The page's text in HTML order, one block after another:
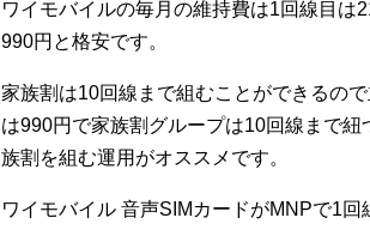
ワイモバイルの毎月の維持費は1回線目は
990円と格安です。
家族割は10回線まで組むことができるの
は990円で家族割グループは10回線まで
族割を組む運用がオススメです。
ワイモバイル 音声SIMカードがMNPで1